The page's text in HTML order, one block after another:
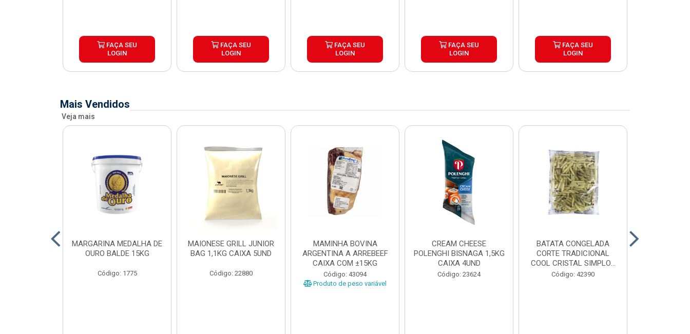
FAÇA SEU
LOGIN
FAÇA SEU
LOGIN
FAÇA SEU
LOGIN
FAÇA SEU
LOGIN
FAÇA SEU
LOGIN
Mais Vendidos
Veja mais
MARGARINA MEDALHA DE
OURO BALDE 15KG
Código: 1775
MAIONESE GRILL JUNIOR
BAG 1,1KG CAIXA 5UND
Código: 22880
MAMINHA BOVINA
ARGENTINA A ARREBEEF
CAIXA COM ±15KG
Código: 43094
Produto de peso variável
CREAM CHEESE
POLENGHI BISNAGA 1,5KG
CAIXA 4UND
Código: 23624
BATATA CONGELADA
CORTE TRADICIONAL
COOL CRISTAL SIMPLOT
CAIX...
Código: 42390